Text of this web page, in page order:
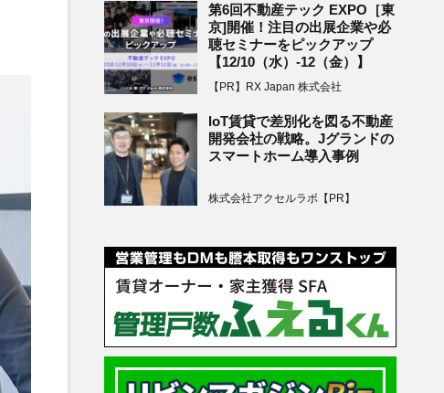
第6回不動産テック EXPO［東
京]開催！注目の出展企業や必
聴セミナーをピックアップ
【12/10（水）-12（金）】
【PR】RX Japan 株式会社
IoT賃貸で差別化を図る不動産
開発会社の戦略。Jグランドの
スマートホーム導入事例
株式会社アクセルラボ【PR】